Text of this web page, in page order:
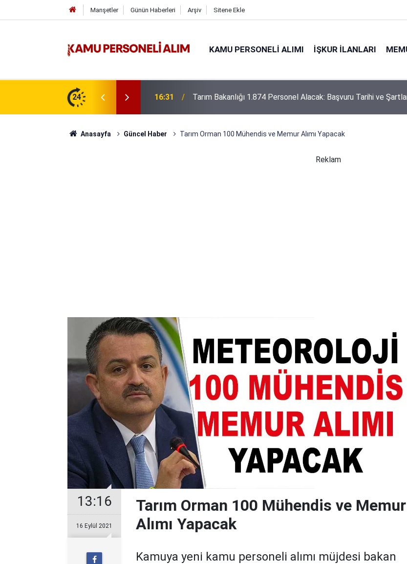
Manşetler Günün Haberleri Arşiv Sitene Ekle
KAMU PERSONELI ALIMI İŞKUR İLANLARI
24
Başvuru Tarihi ve Şartları 16:25 Tarım Bakanlığı 1.874 Sözleşmeli Personel Alacak
Anasayfa Güncel Haber Tarım Orman 100 Mühendis ve Memur Alımı Yapacak
Reklam
13:16
16 Eylül 2021
Tarım Orman 100 Mühendis ve Memur
Alımı Yapacak
Kamuya yeni kamu personeli alımı müjdesi bakan